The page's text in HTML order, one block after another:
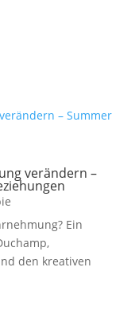
verändern –
Ein
den kreativen